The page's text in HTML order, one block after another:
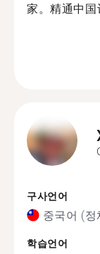
家。精通中
구사언어
중국어 (정
학습언어